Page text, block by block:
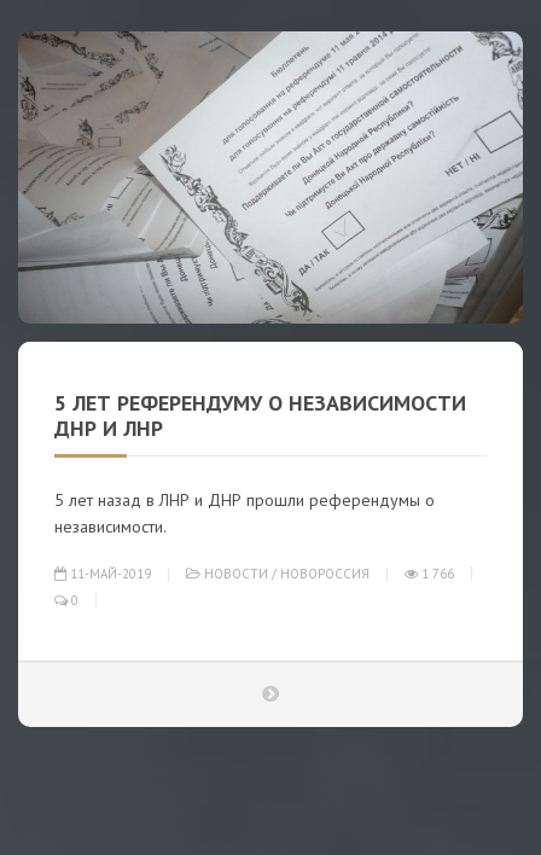
5 ЛЕТ РЕФЕРЕНДУМУ О НЕЗАВИСИМОСТИ
ДНР И ЛНР
5 лет назад в ЛНР и ДНР прошли референдумы о
независимости.
11-МАЙ-2019 НОВОСТИ / НОВОРОССИЯ
1 766
0